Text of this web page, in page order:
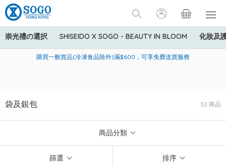
崇光禮の選択 SHISEIDO X SOGO - BEAUTY IN BLOOM 化妝及
美國運通Explorer®信用卡會員購物禮遇：高達5%簽賬回贈！
購買一般貨品(冷凍食品除外)滿$600，可享免費送貨服務
寄送中國內地服務只適用於指定商品，若訂單金額少於HK$600(折
袋及銀包 32 商品
商品分類
篩選 排序